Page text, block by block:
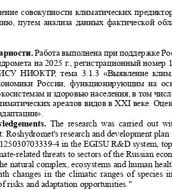
совокупности климатических
путем анализа данных фактической
Работа выполнена при поддержке
на 2025 г., регистрационный номер
НИОКТР,тема 3.1.3 «Выявление
России, функционирующим на
и здоровью населения, в том
ареалов видов вXXI веке.
».
The research was carried out
Roshydromet's research and development
4 in the EGISU R&D system,
related threats to sectors of the Russian
natural complex, ecosystems and human
changes in the climatic ranges of species
risks and adaptation opportunities."